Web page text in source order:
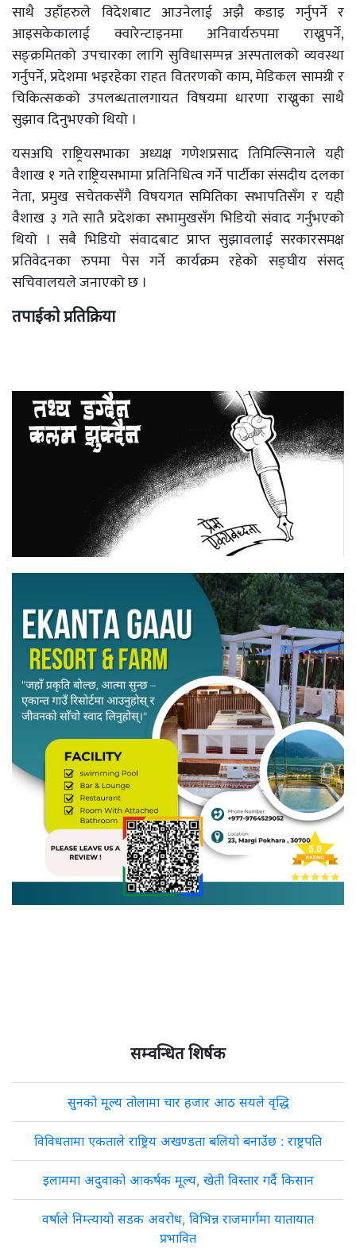
साथै उहाँहरुले विदेशबाट आउनेलाई अझै कडाइ गर्नुपर्ने र
आइसकेकालाई क्वारेन्टाइनमा अनिवार्यरुपमा राख्नुपर्ने,
सङ्क्रमितको उपचारका लागि सुविधासम्पन्न अस्पतालको व्यवस्था
गर्नुपर्ने, प्रदेशमा भइरहेका राहत वितरणको काम, मेडिकल सामग्री र
चिकित्सकको उपलब्धतालगायत विषयमा धारणा राख्नुका साथै
सुझाव दिनुभएको थियो ।
यसअघि राष्ट्रियसभाका अध्यक्ष गणेशप्रसाद तिमिल्सिनाले यही
वैशाख १ गते राष्ट्रियसभामा प्रतिनिधित्व गर्ने पार्टीका संसदीय दलका
नेता, प्रमुख सचेतकसँगै विषयगत समितिका सभापतिसँग र यही
वैशाख ३ गते सातै प्रदेशका सभामुखसँग भिडियो संवाद गर्नुभएको
थियो । सबै भिडियो संवादबाट प्राप्त सुझावलाई सरकारसमक्ष
प्रतिवेदनका रुपमा पेस गर्ने कार्यक्रम रहेको सङ्घीय संसद्
सचिवालयले जनाएको छ ।
तपाईको प्रतिक्रिया
सम्वन्धित शिर्षक
सुनको मूल्य तोलामा चार हजार आठ सयले वृद्धि
विविधतामा एकताले राष्ट्रिय अखण्डता बलियो बनाउँछ : राष्ट्रपति
इलाममा अदुवाको आकर्षक मूल्य, खेती विस्तार गर्दै किसान
वर्षाले निम्त्यायो सडक अवरोध, विभिन्न राजमार्गमा यातायात
प्रभावित